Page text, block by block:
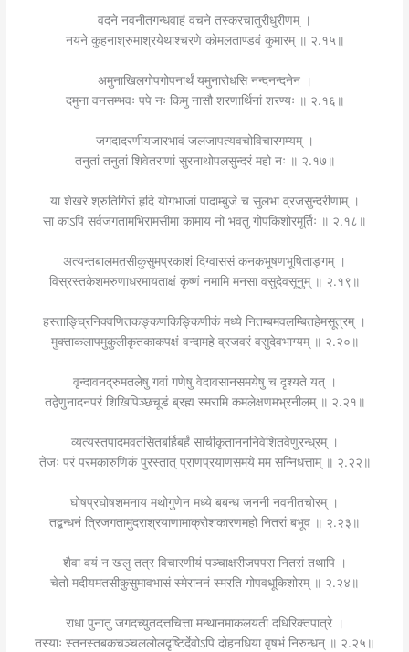
वदने नवनीतगन्धवाहं वचने तस्करचातुरीधुरीणम् ।
नयने कुहनाश्रुमाश्रयेथाश्चरणे कोमलताण्डवं कुमारम् ॥ २.१५॥
अमुनाखिलगोपगोपनार्थं यमुनारोधसि नन्दनन्दनेन ।
दमुना वनसम्भवः पपे नः किमु नासौ शरणार्थिनां शरण्यः ॥ २.१६॥
जगदादरणीयजारभावं जलजापत्यवचोविचारगम्यम् ।
तनुतां तनुतां शिवेतराणां सुरनाथोपलसुन्दरं महो नः ॥ २.१७॥
या शेखरे श्रुतिगिरां हृदि योगभाजां पादाम्बुजे च सुलभा व्रजसुन्दरीणाम् ।
सा काऽपि सर्वजगतामभिरामसीमा कामाय नो भवतु गोपकिशोरमूर्तिः ॥ २.१८॥
अत्यन्तबालमतसीकुसुमप्रकाशं दिग्वाससं कनकभूषणभूषिताङ्गम् ।
विस्रस्तकेशमरुणाधरमायताक्षं कृष्णं नमामि मनसा वसुदेवसूनुम् ॥ २.१९॥
हस्ताङ्घ्रिनिक्वणितकङ्कणकिङ्किणीकं मध्ये नितम्बमवलम्बितहेमसूत्रम् ।
मुक्ताकलापमुकुलीकृतकाकपक्षं वन्दामहे व्रजवरं वसुदेवभाग्यम् ॥ २.२०॥
वृन्दावनद्रुमतलेषु गवां गणेषु वेदावसानसमयेषु च दृश्यते यत् ।
तद्वेणुनादनपरं शिखिपिञ्छचूडं ब्रह्म स्मरामि कमलेक्षणमभ्रनीलम् ॥ २.२१॥
व्यत्यस्तपादमवतंसितबर्हिबर्हं साचीकृतानननिवेशितवेणुरन्ध्रम् ।
तेजः परं परमकारुणिकं पुरस्तात् प्राणप्रयाणसमये मम सन्निधत्ताम् ॥ २.२२॥
घोषप्रघोषशमनाय मथोगुणेन मध्ये बबन्ध जननी नवनीतचोरम् ।
तद्बन्धनं त्रिजगतामुदराश्रयाणामाक्रोशकारणमहो नितरां बभूव ॥ २.२३॥
शैवा वयं न खलु तत्र विचारणीयं पञ्चाक्षरीजपपरा नितरां तथापि ।
चेतो मदीयमतसीकुसुमावभासं स्मेराननं स्मरति गोपवधूकिशोरम् ॥ २.२४॥
राधा पुनातु जगदच्युतदत्तचित्ता मन्थानमाकलयती दधिरिक्तपात्रे ।
तस्याः स्तनस्तबकचञ्चललोलदृष्टिर्देवोऽपि दोहनधिया वृषभं निरुन्धन् ॥ २.२५॥